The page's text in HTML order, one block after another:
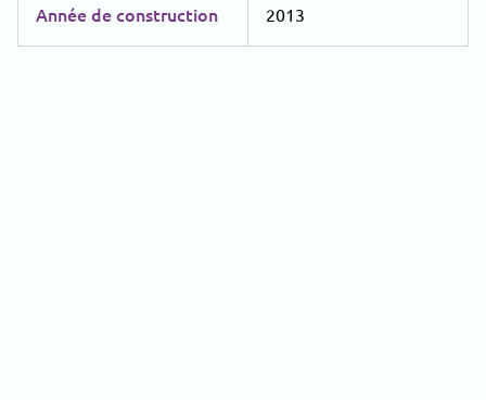
Année de construction 2013